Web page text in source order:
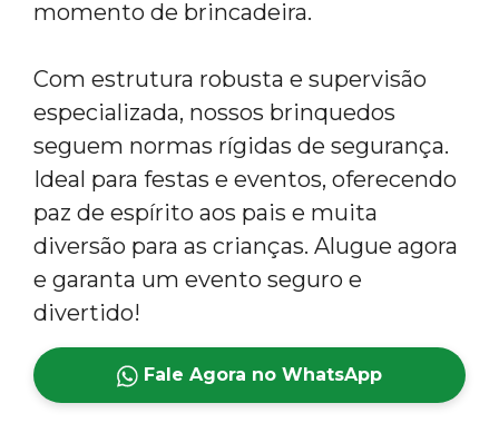
momento de brincadeira.
Com estrutura robusta e supervisão
especializada, nossos brinquedos
seguem normas rígidas de segurança.
Ideal para festas e eventos, oferecendo
paz de espírito aos pais e muita
diversão para as crianças. Alugue agora
e garanta um evento seguro e
divertido!
Fale Agora no WhatsApp